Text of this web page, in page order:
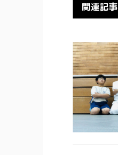
関連記事